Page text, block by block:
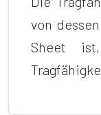
von
Sheet